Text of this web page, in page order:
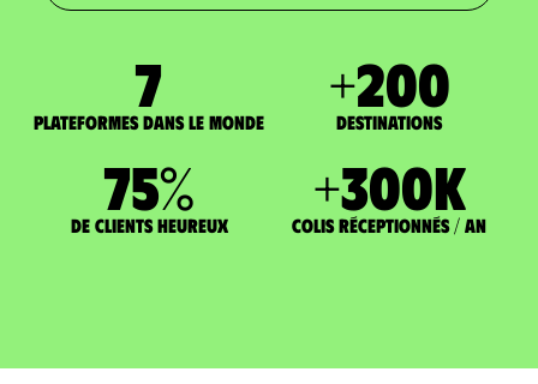
7
Plateformes dans le monde
+200
DESTINATIONS
75%
de clients heureux
+300K
Colis réceptionnés / an